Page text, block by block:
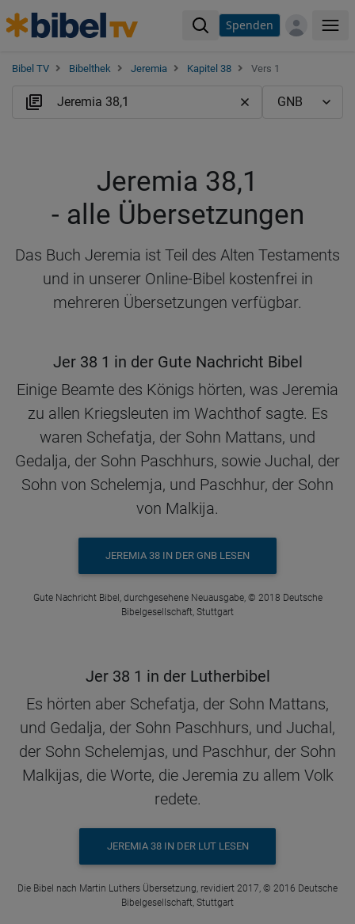
Spenden
Bibel TV Bibelthek Jeremia Kapitel 38 Vers 1
Jeremia 38,1
- alle Übersetzungen
Das Buch Jeremia ist Teil des Alten Testaments
und in unserer Online-Bibel kostenfrei in
mehreren Übersetzungen verfügbar.
Jer 38 1 in der Gute Nachricht Bibel
Einige Beamte des Königs hörten, was Jeremia
zu allen Kriegsleuten im Wachthof sagte. Es
waren Schefatja, der Sohn Mattans, und
Gedalja, der Sohn Paschhurs, sowie Juchal, der
Sohn von Schelemja, und Paschhur, der Sohn
von Malkija.
JEREMIA 38 IN DER GNB LESEN
Gute Nachricht Bibel, durchgesehene Neuausgabe, © 2018 Deutsche
Bibelgesellschaft, Stuttgart
Jer 38 1 in der Lutherbibel
Es hörten aber Schefatja, der Sohn Mattans,
und Gedalja, der Sohn Paschhurs, und Juchal,
der Sohn Schelemjas, und Paschhur, der Sohn
Malkijas, die Worte, die Jeremia zu allem Volk
redete.
JEREMIA 38 IN DER LUT LESEN
Die Bibel nach Martin Luthers Übersetzung, revidiert 2017, © 2016 Deutsche
Bibelgesellschaft, Stuttgart